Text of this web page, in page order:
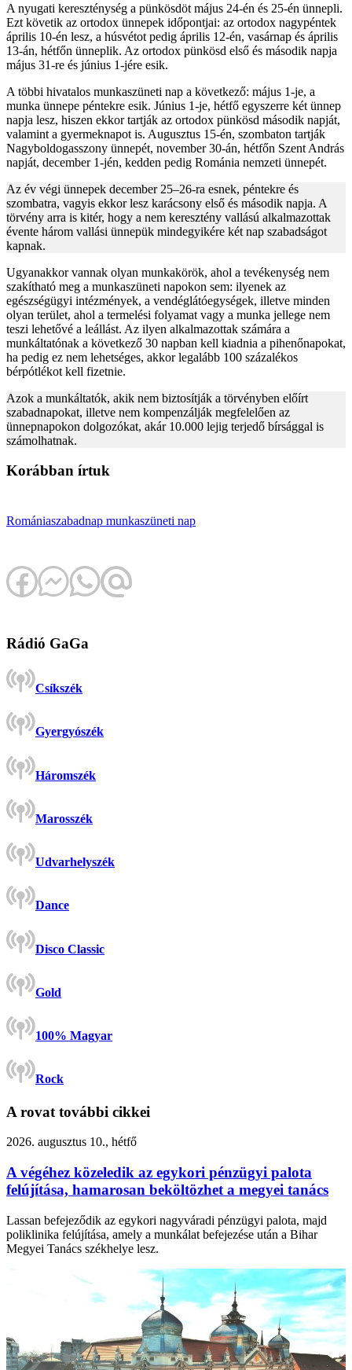
A nyugati kereszténység a pünkösdöt május 24-én és 25-én ünnepli.
Ezt követik az ortodox ünnepek időpontjai: az ortodox nagypéntek
április 10-én lesz, a húsvétot pedig április 12-én, vasárnap és április
13-án, hétfőn ünneplik. Az ortodox pünkösd első és második napja
május 31-re és június 1-jére esik.
A többi hivatalos munkaszüneti nap a következő: május 1-je, a
munka ünnepe péntekre esik. Június 1-je, hétfő egyszerre két ünnep
napja lesz, hiszen ekkor tartják az ortodox pünkösd második napját,
valamint a gyermeknapot is. Augusztus 15-én, szombaton tartják
Nagyboldogasszony ünnepét, november 30-án, hétfőn Szent András
napját, december 1-jén, kedden pedig Románia nemzeti ünnepét.
Az év végi ünnepek december 25–26-ra esnek, péntekre és
szombatra, vagyis ekkor lesz karácsony első és második napja. A
törvény arra is kitér, hogy a nem keresztény vallású alkalmazottak
évente három vallási ünnepük mindegyikére két nap szabadságot
kapnak.
Ugyanakkor vannak olyan munkakörök, ahol a tevékenység nem
szakítható meg a munkaszüneti napokon sem: ilyenek az
egészségügyi intézmények, a vendéglátóegységek, illetve minden
olyan terület, ahol a termelési folyamat vagy a munka jellege nem
teszi lehetővé a leállást. Az ilyen alkalmazottak számára a
munkáltatónak a következő 30 napban kell kiadnia a pihenőnapokat,
ha pedig ez nem lehetséges, akkor legalább 100 százalékos
bérpótlékot kell fizetnie.
Azok a munkáltatók, akik nem biztosítják a törvényben előírt
szabadnapokat, illetve nem kompenzálják megfelelően az
ünnepnapokon dolgozókat, akár 10.000 lejig terjedő bírsággal is
számolhatnak.
Korábban írtuk
Romániaszabadnap munkaszüneti nap
Rádió GaGa
Csíkszék
Gyergyószék
Háromszék
Marosszék
Udvarhelyszék
Dance
Disco Classic
Gold
100% Magyar
Rock
A rovat további cikkei
2026. augusztus 10., hétfő
A végéhez közeledik az egykori pénzügyi palota
felújítása, hamarosan beköltözhet a megyei tanács
Lassan befejeződik az egykori nagyváradi pénzügyi palota, majd
poliklinika felújítása, amely a munkálat befejezése után a Bihar
Megyei Tanács székhelye lesz.